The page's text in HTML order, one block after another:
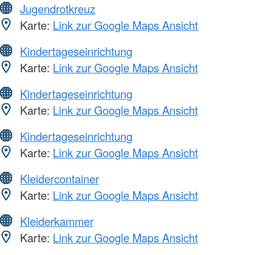
Jugendrotkreuz
Karte: Link zur Google Maps Ansicht
Kindertageseinrichtung
Karte: Link zur Google Maps Ansicht
Kindertageseinrichtung
Karte: Link zur Google Maps Ansicht
Kindertageseinrichtung
Karte: Link zur Google Maps Ansicht
Kleidercontainer
Karte: Link zur Google Maps Ansicht
Kleiderkammer
Karte: Link zur Google Maps Ansicht